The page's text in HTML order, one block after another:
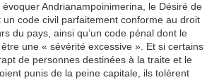
Andrianam­poinimerina, le Désiré de
un code civil parfaitement conforme au droit
du pays, ainsi qu’un code pénal dont le
une « sévérité excessive ». Et si certains
de personnes destinées à la traite et le
punis de la peine capitale, ils tolèrent